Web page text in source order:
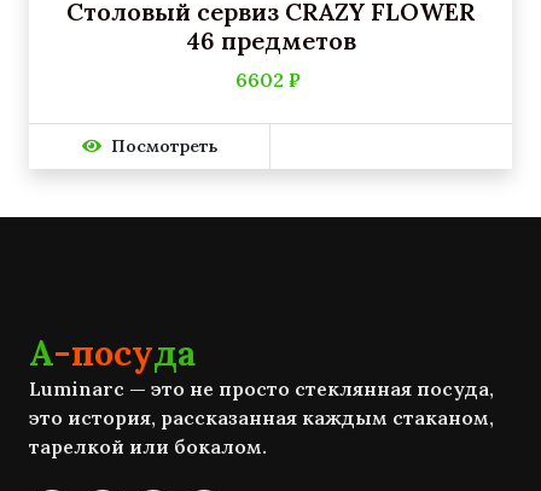
Столовый сервиз CRAZY FLOWER
46 предметов
6602 ₽
Посмотреть
А-посуда
Luminarc — это не просто стеклянная посуда,
это история, рассказанная каждым стаканом,
тарелкой или бокалом.